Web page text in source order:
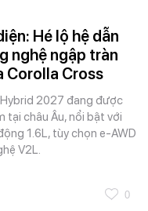
Hé lộ hệ dẫn
nghệ ngập tràn
Corolla Cross
Hybrid 2027 đang được
tại châu Âu, nổi bật với
1.6L, tùy chọn e-AWD
V2L.
0